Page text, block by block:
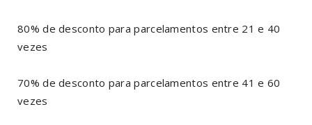
80% de desconto para parcelamentos entre 21 e 40
vezes
70% de desconto para parcelamentos entre 41 e 60
vezes